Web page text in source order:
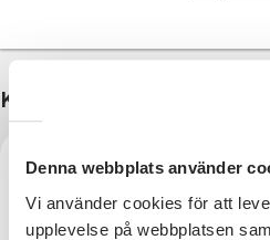
Denna webbplats använder
Vi använder cookies för att
upplevelse på webbplatsen
Kontakter